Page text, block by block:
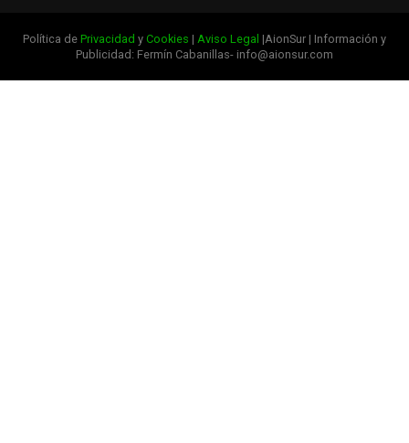
Política de Privacidad y Cookies | Aviso Legal |AionSur | Información y
Publicidad: Fermín Cabanillas- info@aionsur.com